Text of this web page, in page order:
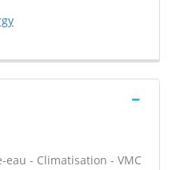
- Climatisation - VMC